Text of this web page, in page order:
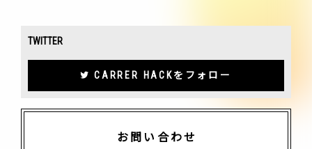
TWITTER
CARRER HACKをフォロー
お問い合わせ